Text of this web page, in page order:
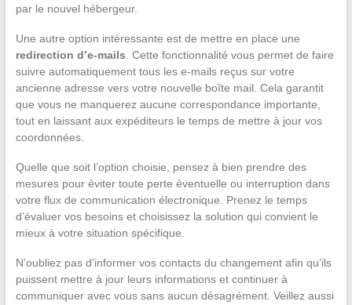
par le nouvel hébergeur.
Une autre option intéressante est de mettre en place une
redirection d’e-mails . Cette fonctionnalité vous permet de faire
suivre automatiquement tous les e-mails reçus sur votre
ancienne adresse vers votre nouvelle boîte mail. Cela garantit
que vous ne manquerez aucune correspondance importante,
tout en laissant aux expéditeurs le temps de mettre à jour vos
coordonnées.
Quelle que soit l’option choisie, pensez à bien prendre des
mesures pour éviter toute perte éventuelle ou interruption dans
votre flux de communication électronique. Prenez le temps
d’évaluer vos besoins et choisissez la solution qui convient le
mieux à votre situation spécifique.
N’oubliez pas d’informer vos contacts du changement afin qu’ils
puissent mettre à jour leurs informations et continuer à
communiquer avec vous sans aucun désagrément. Veillez aussi